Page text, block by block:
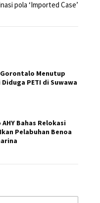
pola ‘Imported Case’
Menutup
PETI di Suwawa
AHY Bahas Relokasi
Pelabuhan Benoa